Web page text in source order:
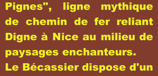
Pignes", ligne mythique
de chemin de fer reliant
Digne à Nice au milieu de
paysages enchanteurs.
Le Bécassier dispose d'un